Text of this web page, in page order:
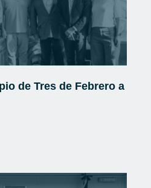
de Tres de Febrero a